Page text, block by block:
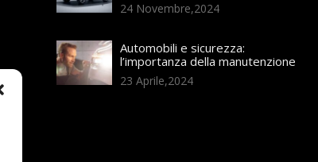
24 Novembre,2024
Automobili e sicurezza:
l’importanza della manutenzione
23 Aprile,2024